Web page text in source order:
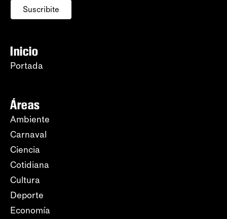
Suscribite
Inicio
Portada
Áreas
Ambiente
Carnaval
Ciencia
Cotidiana
Cultura
Deporte
Economía